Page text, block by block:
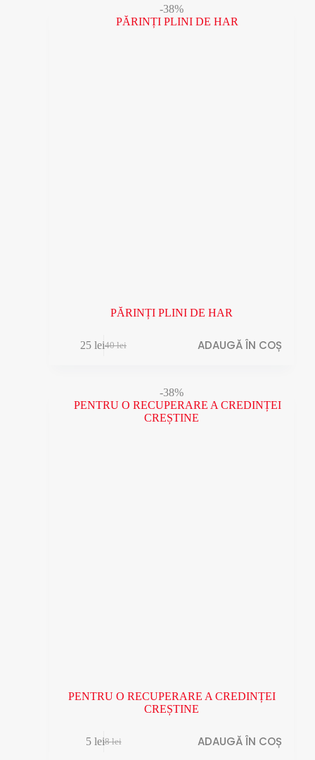
20 lei.
-38%
PĂRINȚI PLINI DE HAR
40lei
Prețul
40 lei.
25 leiPrețul
ADAUGĂ ÎN COȘ
-38%
PENTRU O RECUPERARE A CREDINȚEI
CREȘTINE
8lei
Prețul
5 leiPrețul
ADAUGĂ ÎN COȘ